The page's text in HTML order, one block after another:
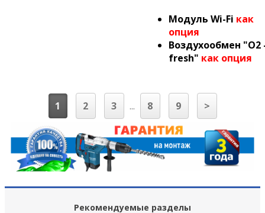
Модуль Wi-Fi как
опция
Воздухообмен "О2
fresh" как опция
1 2 3 ... 8 9 >
Рекомендуемые разделы